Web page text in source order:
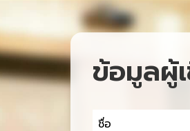
ข้อมูลผู้
ชื่อ